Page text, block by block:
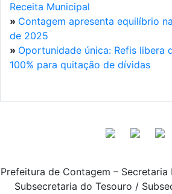
Receita Municipal
» Contagem apresenta equilíbrio
de 2025
» Oportunidade única: Refis libera
100% para quitação de dívidas
Prefeitura de Contagem – Secretaria
Subsecretaria do Tesouro /